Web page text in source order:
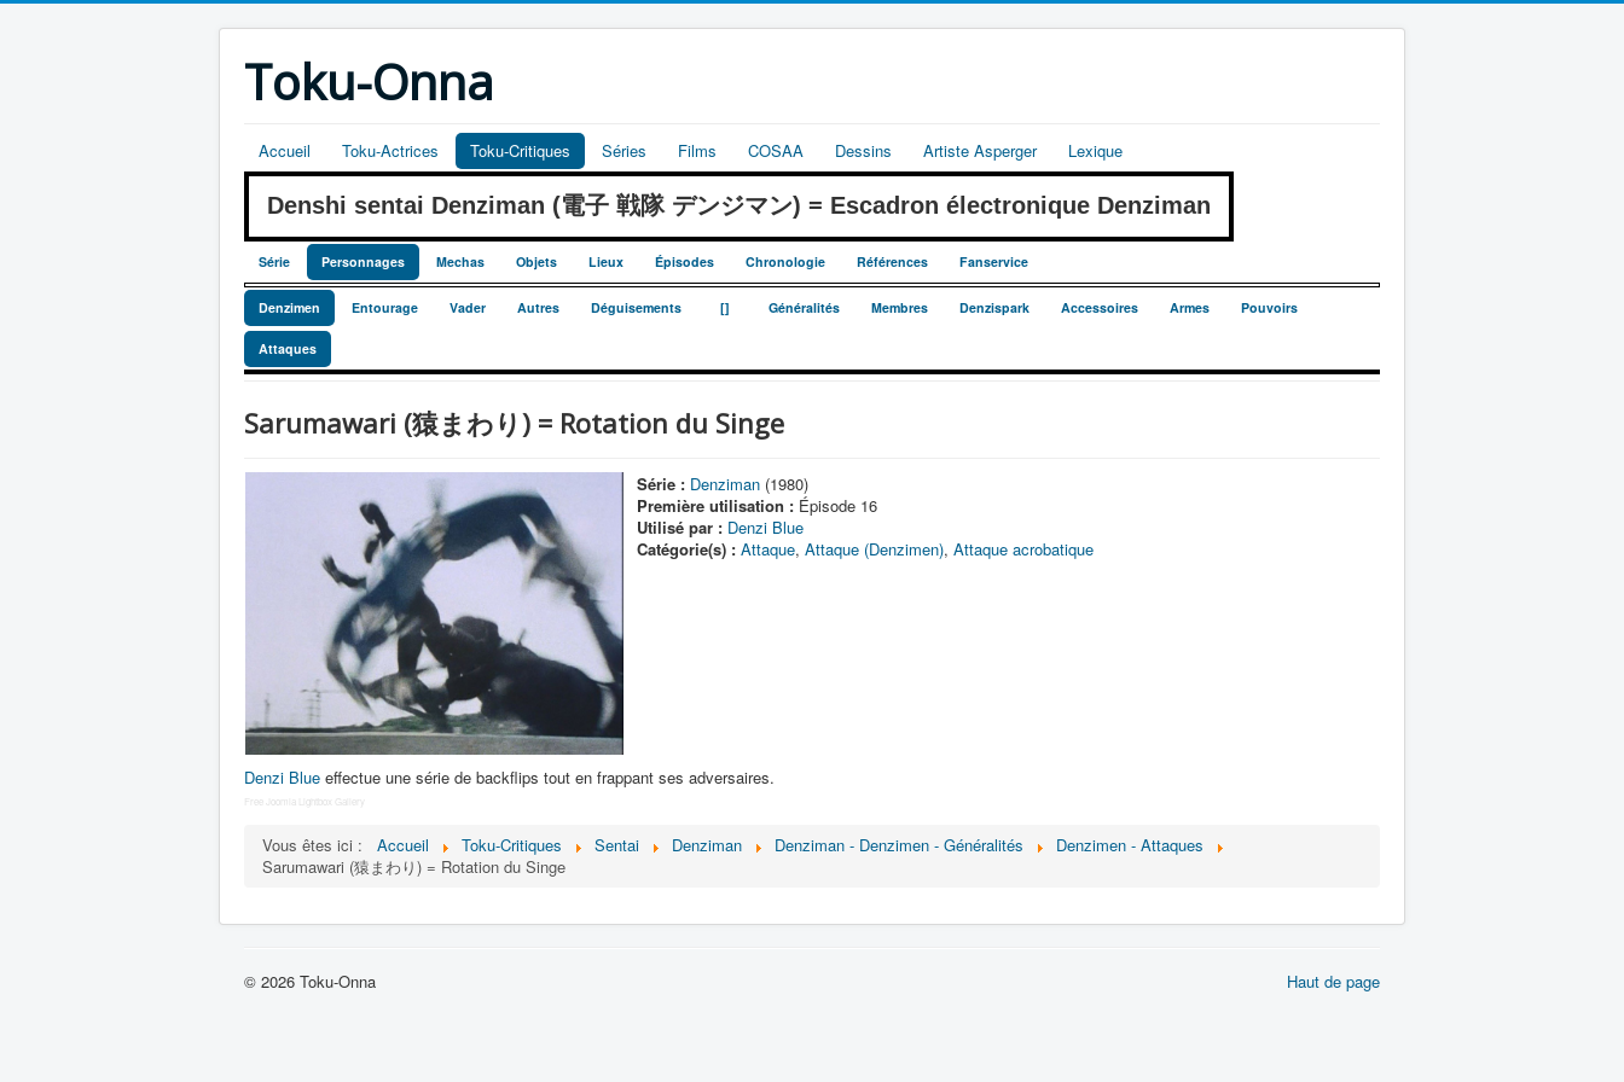
Toku-Onna
Accueil Toku-Actrices Toku-Critiques Séries Films COSAA Dessins Artiste Asperger Lexique
Denshi sentai Denziman (電子 戦隊 デンジマン) = Escadron électronique Denziman
Série Personnages Mechas Objets Lieux Épisodes Chronologie Références Fanservice
Denzimen Entourage Vader Autres Déguisements [] Généralités Membres Denzispark Accessoires Armes Pouvoirs
Attaques
Sarumawari (猿まわり) = Rotation du Singe
Série : Denziman(1980)
Première utilisation :Épisode 16
Utilisé par : Denzi Blue
Catégorie(s) : Attaque, Attaque (Denzimen), Attaque acrobatique
Denzi Blue effectue une série de backflips tout en frappant ses adversaires.
Free Joomla Lightbox Gallery
Vous êtes ici : Accueil Toku-Critiques Sentai Denziman Denziman - Denzimen - Généralités
Denzimen - Attaques
Sarumawari (猿まわり) = Rotation du Singe
Haut de page
© 2026 Toku-Onna